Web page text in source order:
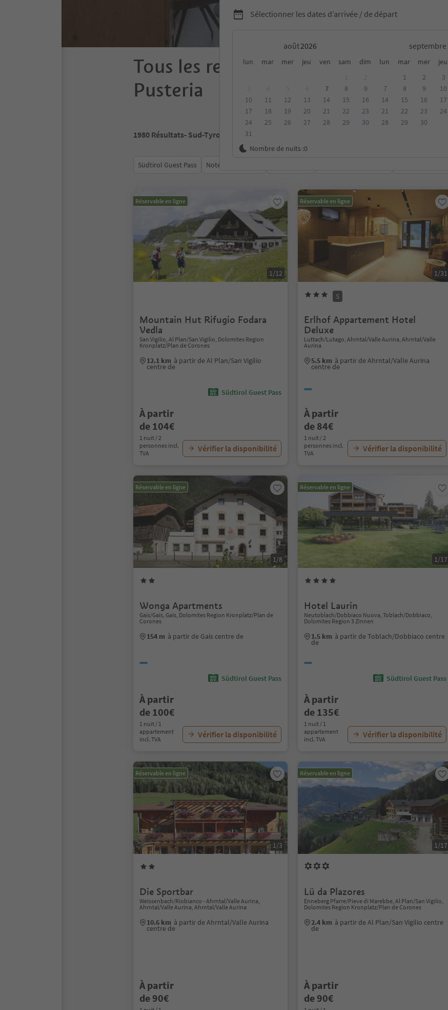
Sélectionner les dates d’arrivée / de départ
août septembre
lun mar mer jeu ven sam dim lun mar mer jeu
7 8
9
10
11 12 13 14 15
16
17
18 19 20 21 22
23
24
25 26 27 28 29
30
31
1 2 3
7
8 9 10
14
15 16 17
21
22 23 24
28
29 30
Nombre de nuits :0
Tous les refuges à Pustertal/Val
Pusteria
1980 Résultats- Sud-Tyrol
Südtirol Guest Pass Note moyenne
Réservable en ligne
1/12
Mountain Hut Rifugio Fodara
Vedla
San Vigilio, Al Plan/San Vigilio, Dolomites Region
Kronplatz/Plan de Corones
12.1 km à partir de Al Plan/San Vigilio
centre de
Südtirol Guest Pass
À partir
de 104€
1 nuit / 2
personnes incl.
TVA
Vérifier la disponibilité
Réservable en ligne
1/31
S
Erlhof Appartement Hotel
Deluxe
Luttach/Lutago, Ahrntal/Valle Aurina, Ahrntal/Valle
Aurina
5.5 km à partir de Ahrntal/Valle Aurina
centre de
À partir
de 84€
1 nuit / 2
personnes incl.
TVA
Vérifier la disponibilité
Réservable en ligne
1/8
Wonga Apartments
Gais/Gais, Gais, Dolomites Region Kronplatz/Plan de
Corones
154 m à partir de Gais centre de
Südtirol Guest Pass
À partir
de 100€
1 nuit / 1
appartement
incl. TVA
Vérifier la disponibilité
Réservable en ligne
1/17
Hotel Laurin
Neutoblach/Dobbiaco Nuova, Toblach/Dobbiaco,
Dolomites Region 3 Zinnen
1.5 km à partir de Toblach/Dobbiaco centre
de
Südtirol Guest Pass
À partir
de 135€
1 nuit / 1
appartement
incl. TVA
Vérifier la disponibilité
Réservable en ligne
1/3
Die Sportbar
Weissenbach/Riobianco - Ahrntal/Valle Aurina,
Ahrntal/Valle Aurina, Ahrntal/Valle Aurina
10.6 km à partir de Ahrntal/Valle Aurina
centre de
À partir
de 90€
Réservable en ligne
1/17
Lü da Plazores
Enneberg Pfarre/Pieve di Marebbe, Al Plan/San Vigilio,
Dolomites Region Kronplatz/Plan de Corones
2.4 km à partir de Al Plan/San Vigilio centre
de
À partir
de 90€